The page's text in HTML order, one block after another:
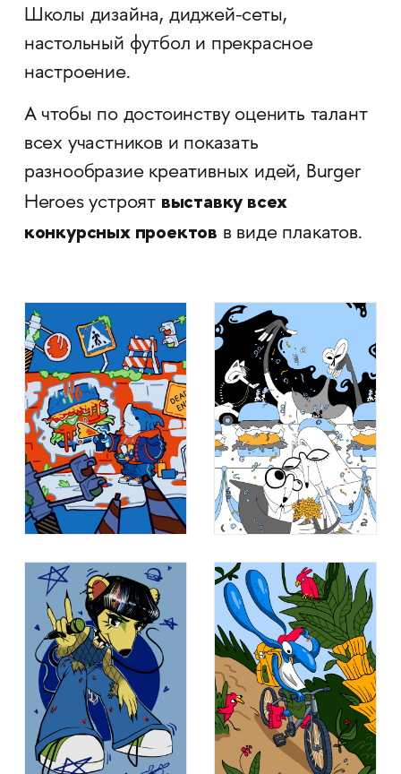
Школы дизайна, диджей-сеты,
настольный футбол и прекрасное
настроение.
А чтобы по достоинству оценить талант
всех участников и показать
разнообразие креативных идей, Burger
Heroes устроят выставку всех
конкурсных проектов в виде плакатов.